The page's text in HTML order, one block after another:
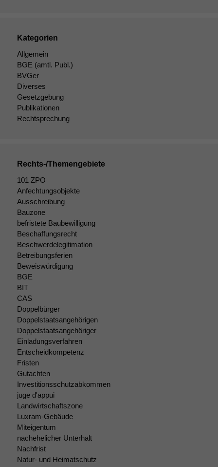
Kategorien
Allgemein
BGE (amtl. Publ.)
BVGer
Diverses
Gesetzgebung
Publikationen
Rechtsprechung
Rechts-/Themengebiete
101 ZPO
Anfechtungsobjekte
Ausschreibung
Bauzone
befristete Baubewilligung
Beschaffungsrecht
Beschwerdelegitimation
Betreibungsferien
Beweiswürdigung
BGE
BIT
CAS
Doppelbürger
Doppelstaatsangehörigen
Doppelstaatsangehöriger
Einladungsverfahren
Entscheidkompetenz
Fristen
Gutachten
Investitionsschutzabkommen
juge d'appui
Landwirtschaftszone
Luxram-Gebäude
Miteigentum
nachehelicher Unterhalt
Nachfrist
Natur- und Heimatschutz